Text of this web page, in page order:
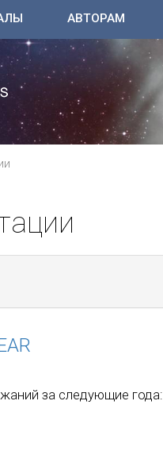
АВТОРАМ
за следующие года: